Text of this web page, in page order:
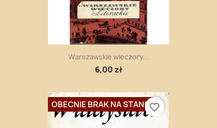
Warszawskie wieczory...
6,00 zł
OBECNIE BRAK NA STANIEfavorite_border